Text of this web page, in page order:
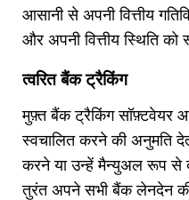
आसानी से अपनी वित्तीय
और अपनी वित्तीय स्थिति
त्वरित बैंक ट्रैकिंग
मुफ़्त बैंक ट्रैकिंग सॉफ़्टवेयर
स्वचालित करने की अनुमति
करने या उन्हें मैन्युअल रूप से
तुरंत अपने सभी बैंक लेनदेन